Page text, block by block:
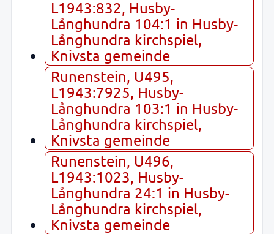
L1943:832, Husby-
Långhundra 104:1 in Husby-
Långhundra kirchspiel,
Knivsta gemeinde
Runenstein, U495,
L1943:7925, Husby-
Långhundra 103:1 in Husby-
Långhundra kirchspiel,
Knivsta gemeinde
Runenstein, U496,
L1943:1023, Husby-
Långhundra 24:1 in Husby-
Långhundra kirchspiel,
Knivsta gemeinde